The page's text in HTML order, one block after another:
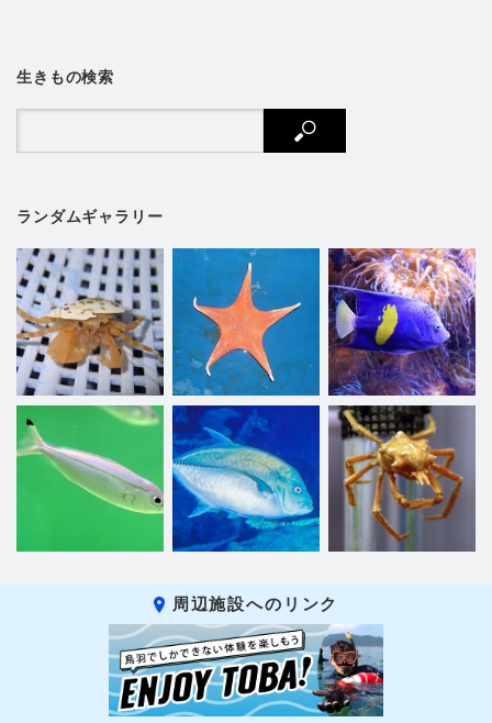
生きもの検索
ランダムギャラリー
周辺施設へのリンク